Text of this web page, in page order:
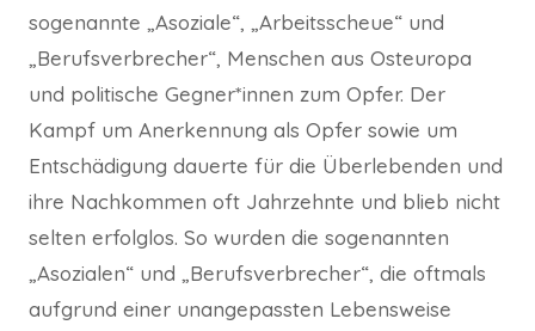
sogenannte „Asoziale“, „Arbeitsscheue“ und
„Berufsverbrecher“, Menschen aus Osteuropa
und politische Gegner*innen zum Opfer. Der
Kampf um Anerkennung als Opfer sowie um
Entschädigung dauerte für die Überlebenden und
ihre Nachkommen oft Jahrzehnte und blieb nicht
selten erfolglos. So wurden die sogenannten
„Asozialen“ und „Berufsverbrecher“, die oftmals
aufgrund einer unangepassten Lebensweise